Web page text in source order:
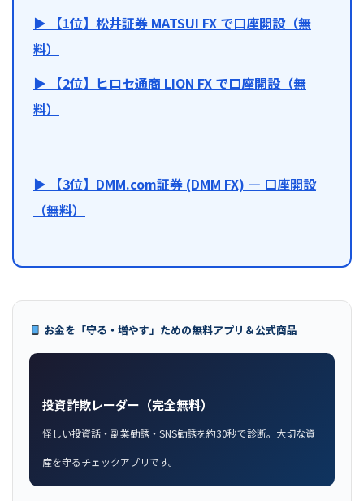
▶ 【1位】松井証券 MATSUI FX で口座開設（無
料）
▶ 【2位】ヒロセ通商 LION FX で口座開設（無
料）
▶ 【3位】DMM.com証券 (DMM FX) — 口座開設
（無料）
お金を「守る・増やす」ための無料アプリ＆公式商品
投資詐欺レーダー（完全無料）
怪しい投資話・副業勧誘・SNS勧誘を約30秒で診断。大切な資
産を守るチェックアプリです。